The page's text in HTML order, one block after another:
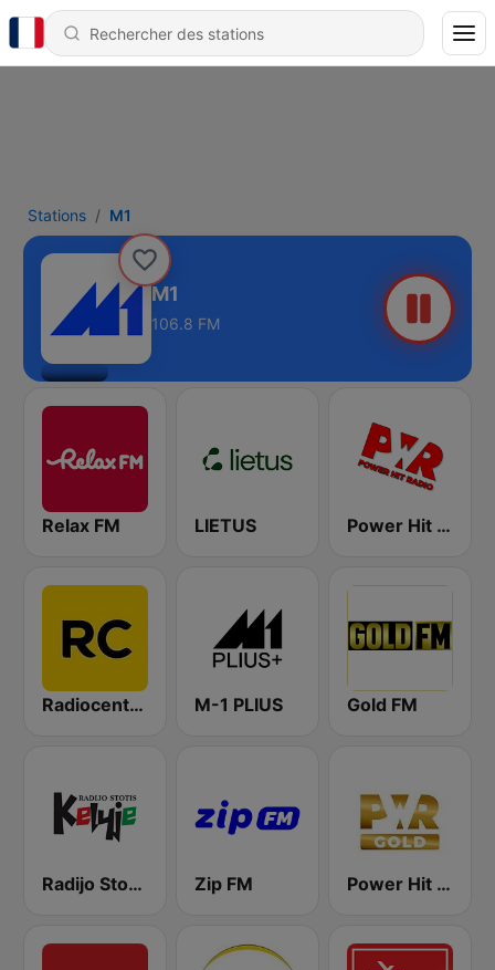
Stations M1
M1
106.8 FM
Relax FM LIETUS Power Hit Radio
Radiocentras M-1 PLIUS Gold FM
Radijo Stotis Kelyje Zip FM Power Hit Radio Gold